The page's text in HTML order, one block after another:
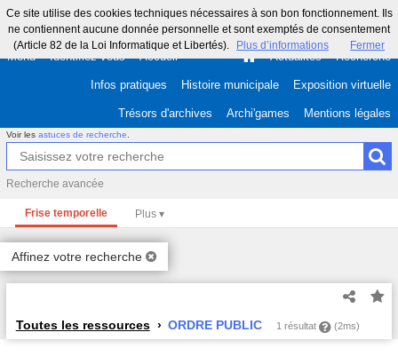
Ce site utilise des cookies techniques nécessaires à son bon fonctionnement. Ils
ne contiennent aucune donnée personnelle et sont exemptés de consentement
(Article 82 de la Loi Informatique et Libertés).
Plus d’informations Fermer
Menu Identifiez-vous Accueil Actualités Recherche
Infos pratiques Histoire municipale Exposition virtuelle
Trésors d'archives Archi'games Mentions légales
Voir les astuces de recherche
Recherche avancée
Frise temporelle
Affinez votre recherche
Toutes les ressources ORDRE PUBLIC 1 résultat (2ms)